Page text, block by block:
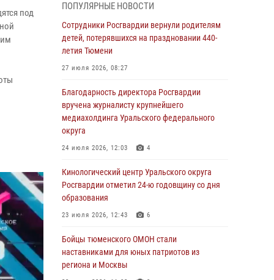
под
знакомят детей со своей службой и
напоминают о мерах безопасности
06 августа 2026, 12:33 2
области» в рамках акции «Храним огонь
06 августа 2026, 04:41 3
Росгвардейцы в Тюменской области почтили
Яковлева
05 августа 2026, 11:03 4
В Тюмени офицер Росгвардии в радиоэфире
владения оружием
05 августа 2026, 09:56 2
Военнослужащие Росгвардии сбили дрон-
ПОПУЛЯРНЫЕ НОВОСТИ
Сотрудники Росгвардии вернули родителям
детей, потерявшихся на праздновании 440-
летия Тюмени
27 июля 2026, 08:27
Благодарность директора Росгвардии
вручена журналисту крупнейшего
медиахолдинга Уральского федерального
округа
24 июля 2026, 12:03 4
Кинологический центр Уральского округа
Росгвардии отметил 24-ю годовщину со дня
образования
23 июля 2026, 12:43 6
Бойцы тюменского ОМОН стали
наставниками для юных патриотов из
региона и Москвы